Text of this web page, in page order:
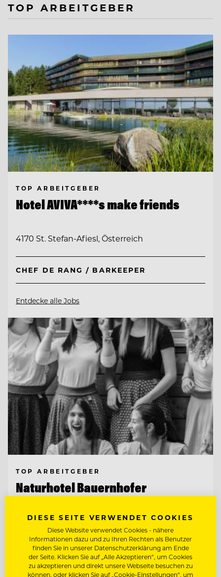
TOP ARBEITGEBER
TOP ARBEITGEBER
Hotel AVIVA****s make friends
4170 St. Stefan-Afiesl, Österreich
CHEF DE RANG / BARKEEPER
Entdecke alle Jobs
TOP ARBEITGEBER
Naturhotel Bauernhofer
8172 Heilbrunn, Österreich
ETAGENFACHFRAU/-MANN LEITUNG
STELLVERTRETUNG (M/W/D)
DIESE SEITE VERWENDET COOKIES
Diese Website verwendet Cookies - nähere
Informationen dazu und zu Ihren Rechten als Benutzer
finden Sie in unserer Datenschutzerklärung am Ende
der Seite. Klicken Sie auf „Alle Akzeptieren“, um Cookies
zu akzeptieren und direkt unsere Webseite besuchen zu
können, oder klicken Sie auf „Cookie-Einstellungen“, um